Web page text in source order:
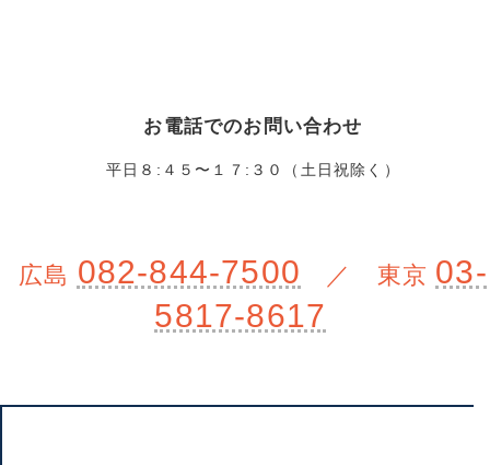
お電話でのお問い合わせ
平日８:４５〜１７:３０（土日祝除く）
広島 082-844-7500 ／ 東京 03-
5817-8617